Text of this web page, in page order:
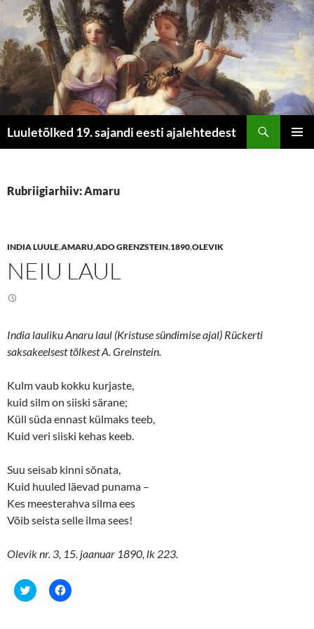
Luuletõlked 19. sajandi eesti ajalehtedest
Rubriigiarhiiv: Amaru
INDIA LUULE,AMARU,ADO GRENZSTEIN,1890,OLEVIK
NEIU LAUL
India lauliku Anaru laul (Kristuse sündimise ajal) Rückerti
saksakeelsest tõlkest A. Greinstein.
Kulm vaub kokku kurjaste,
kuid silm on siiski särane;
Küll süda ennast külmaks teeb,
Kuid veri siiski kehas keeb.
Suu seisab kinni sõnata,
Kuid huuled läevad punama –
Kes meesterahva silma ees
Võib seista selle ilma sees!
Olevik nr. 3, 15. jaanuar 1890, lk 223.
C
l
C
l